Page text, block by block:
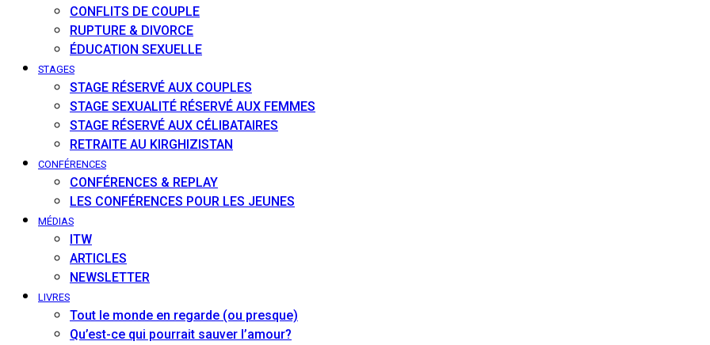
CONFLITS DE COUPLE
RUPTURE & DIVORCE
ÉDUCATION SEXUELLE
STAGES
STAGE RÉSERVÉ AUX COUPLES
STAGE SEXUALITÉ RÉSERVÉ AUX FEMMES
STAGE RÉSERVÉ AUX CÉLIBATAIRES
RETRAITE AU KIRGHIZISTAN
CONFÉRENCES
CONFÉRENCES & REPLAY
LES CONFÉRENCES POUR LES JEUNES
MÉDIAS
ITW
ARTICLES
NEWSLETTER
LIVRES
Tout le monde en regarde (ou presque)
Qu’est-ce qui pourrait sauver l’amour?